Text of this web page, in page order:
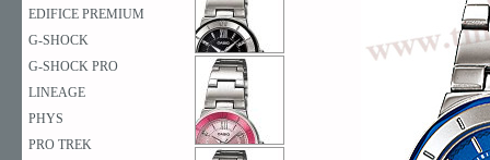
EDIFICE PREMIUM
G-SHOCK
G-SHOCK PRO
LINEAGE
PHYS
PRO TREK